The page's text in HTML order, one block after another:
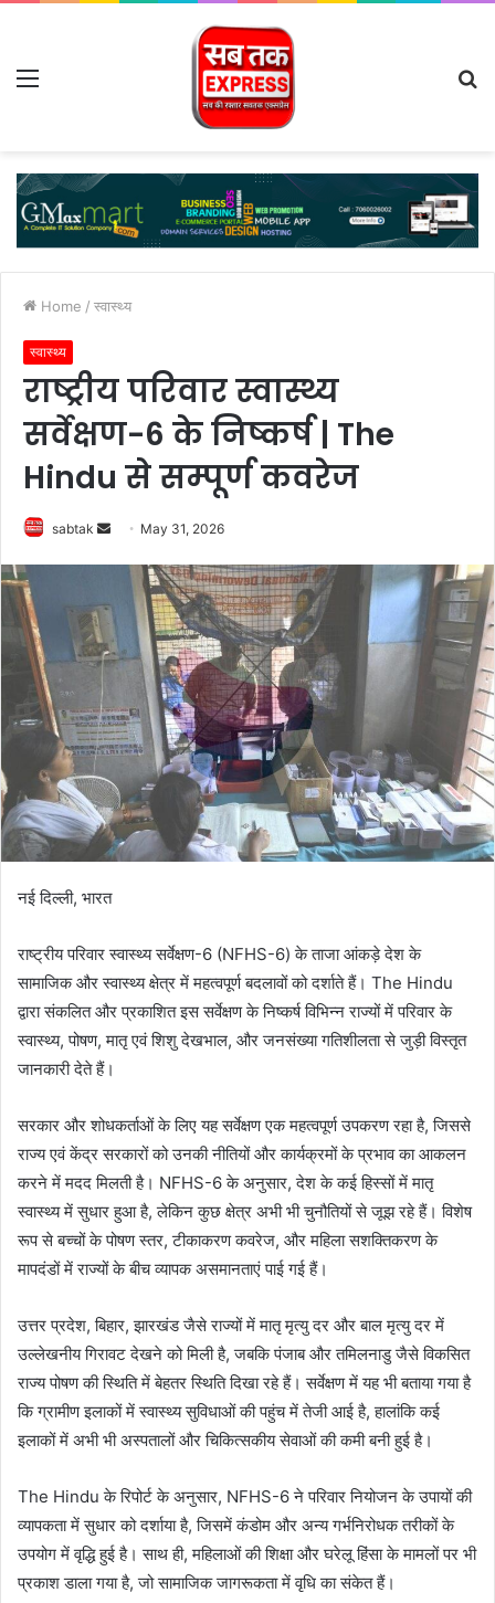
Menu
Home / स्वास्थ्य
स्वास्थ्य
राष्ट्रीय परिवार स्वास्थ्य
सर्वेक्षण-6 के निष्कर्ष | The
Hindu से सम्पूर्ण कवरेज
sabtak
Send
email
May 31, 2026
नई दिल्ली, भारत
राष्ट्रीय परिवार स्वास्थ्य सर्वेक्षण-6 (NFHS-6) के ताजा आंकड़े देश के
सामाजिक और स्वास्थ्य क्षेत्र में महत्वपूर्ण बदलावों को दर्शाते हैं। The Hindu
द्वारा संकलित और प्रकाशित इस सर्वेक्षण के निष्कर्ष विभिन्न राज्यों में परिवार के
स्वास्थ्य, पोषण, मातृ एवं शिशु देखभाल, और जनसंख्या गतिशीलता से जुड़ी विस्तृत
जानकारी देते हैं।
सरकार और शोधकर्ताओं के लिए यह सर्वेक्षण एक महत्वपूर्ण उपकरण रहा है, जिससे
राज्य एवं केंद्र सरकारों को उनकी नीतियों और कार्यक्रमों के प्रभाव का आकलन
करने में मदद मिलती है। NFHS-6 के अनुसार, देश के कई हिस्सों में मातृ
स्वास्थ्य में सुधार हुआ है, लेकिन कुछ क्षेत्र अभी भी चुनौतियों से जूझ रहे हैं। विशेष
रूप से बच्चों के पोषण स्तर, टीकाकरण कवरेज, और महिला सशक्तिकरण के
मापदंडों में राज्यों के बीच व्यापक असमानताएं पाई गई हैं।
उत्तर प्रदेश, बिहार, झारखंड जैसे राज्यों में मातृ मृत्यु दर और बाल मृत्यु दर में
उल्लेखनीय गिरावट देखने को मिली है, जबकि पंजाब और तमिलनाडु जैसे विकसित
राज्य पोषण की स्थिति में बेहतर स्थिति दिखा रहे हैं। सर्वेक्षण में यह भी बताया गया है
कि ग्रामीण इलाकों में स्वास्थ्य सुविधाओं की पहुंच में तेजी आई है, हालांकि कई
इलाकों में अभी भी अस्पतालों और चिकित्सकीय सेवाओं की कमी बनी हुई है।
The Hindu के रिपोर्ट के अनुसार, NFHS-6 ने परिवार नियोजन के उपायों की
व्यापकता में सुधार को दर्शाया है, जिसमें कंडोम और अन्य गर्भनिरोधक तरीकों के
उपयोग में वृद्धि हुई है। साथ ही, महिलाओं की शिक्षा और घरेलू हिंसा के मामलों पर भी
प्रकाश डाला गया है, जो सामाजिक जागरूकता में वृधि का संकेत हैं।